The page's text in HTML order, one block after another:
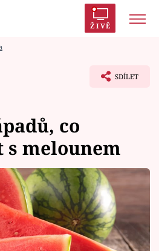
ŽIVĚ
SDÍLET
co
melounem